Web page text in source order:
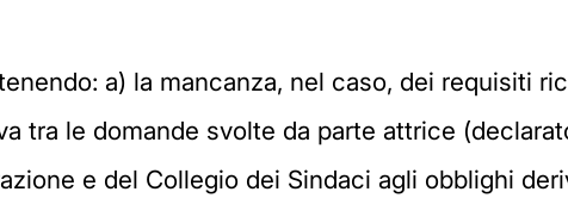
a) la mancanza, nel caso, dei requisiti
tra le domande svolte da parte attrice
e del Collegio dei Sindaci agli obblighi